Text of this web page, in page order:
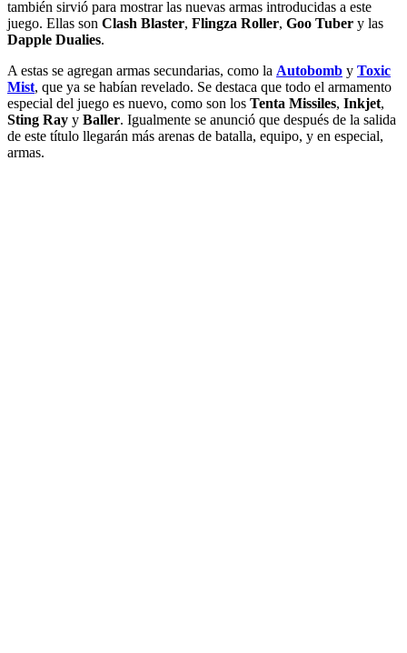
también sirvió para mostrar las nuevas armas introducidas a este
juego. Ellas son Clash Blaster, Flingza Roller, Goo Tuber y las
Dapple Dualies.
A estas se agregan armas secundarias, como la Autobomb y Toxic
Mist, que ya se habían revelado. Se destaca que todo el armamento
especial del juego es nuevo, como son los Tenta Missiles, Inkjet,
Sting Ray y Baller. Igualmente se anunció que después de la salida
de este título llegarán más arenas de batalla, equipo, y en especial,
armas.